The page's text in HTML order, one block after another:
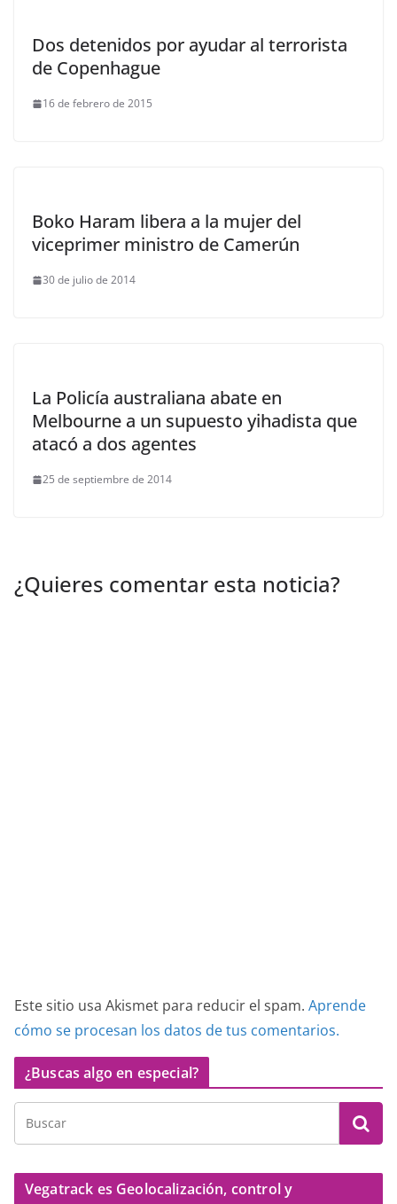
Dos detenidos por ayudar al terrorista
de Copenhague
16 de febrero de 2015
Boko Haram libera a la mujer del
viceprimer ministro de Camerún
30 de julio de 2014
La Policía australiana abate en
Melbourne a un supuesto yihadista que
atacó a dos agentes
25 de septiembre de 2014
¿Quieres comentar esta noticia?
Este sitio usa Akismet para reducir el spam. Aprende
cómo se procesan los datos de tus comentarios.
¿Buscas algo en especial?
Vegatrack es Geolocalización, control y